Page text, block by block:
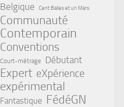
Belgique Cent Balles et un Mars
Communauté
Contemporain
Conventions
Court-métrage Débutant
Expert eXpérience
expérimental
Fantastique FédéGN